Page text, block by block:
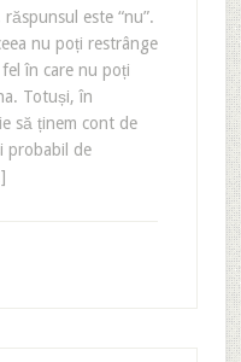
este “nu”.
nu poți restrânge
în care nu poți
Totuși, în
să ținem cont de
probabil de